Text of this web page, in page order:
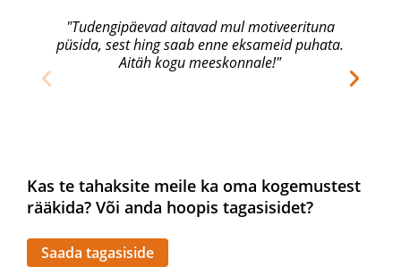
"Tudengipäevad aitavad mul motiveerituna
püsida, sest hing saab enne eksameid puhata.
Aitäh kogu meeskonnale!"
Kas te tahaksite meile ka oma kogemustest
rääkida? Või anda hoopis tagasisidet?
Saada tagasiside